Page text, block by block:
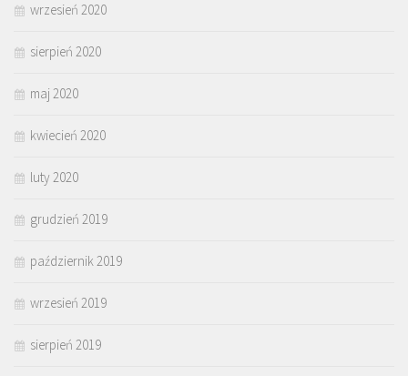
wrzesień 2020
sierpień 2020
maj 2020
kwiecień 2020
luty 2020
grudzień 2019
październik 2019
wrzesień 2019
sierpień 2019